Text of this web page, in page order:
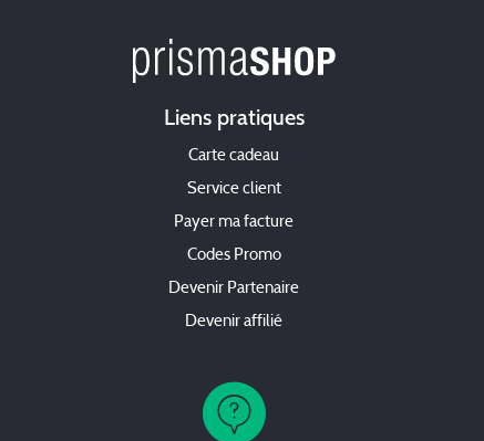
Liens pratiques
Carte cadeau
Service client
Payer ma facture
Codes Promo
Devenir Partenaire
Devenir affilié